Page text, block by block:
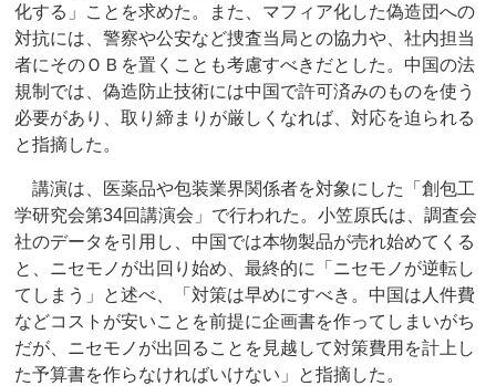
化する」ことを求めた。また、マフィア化した偽造団への
対抗には、警察や公安など捜査当局との協力や、社内担当
者にそのＯＢを置くことも考慮すべきだとした。中国の法
規制では、偽造防止技術には中国で許可済みのものを使う
必要があり、取り締まりが厳しくなれば、対応を迫られる
と指摘した。
講演は、医薬品や包装業界関係者を対象にした「創包工
学研究会第34回講演会」で行われた。小笠原氏は、調査会
社のデータを引用し、中国では本物製品が売れ始めてくる
と、ニセモノが出回り始め、最終的に「ニセモノが逆転し
てしまう」と述べ、「対策は早めにすべき。中国は人件費
などコストが安いことを前提に企画書を作ってしまいがち
だが、ニセモノが出回ることを見越して対策費用を計上し
た予算書を作らなければいけない」と指摘した。